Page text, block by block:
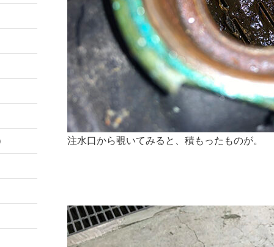
注水口から覗いてみると、積もったものが。